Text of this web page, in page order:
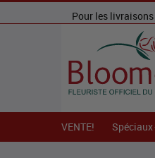
Pour les
VENTE! Spéciaux